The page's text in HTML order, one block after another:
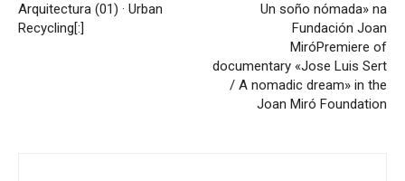
Arquitectura (01) · Urban
Recycling[:]
Un soño nómada» na
Fundación Joan
MiróPremiere of
documentary «Jose Luis Sert
/ A nomadic dream» in the
Joan Miró Foundation